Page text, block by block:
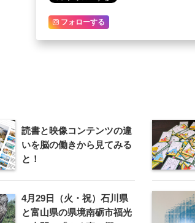
フォローする
読書と映像コンテンツの違
いを脳の働きから見てみる
と！
4月29日（火・祝）石川県
と富山県の県境南砺市福光